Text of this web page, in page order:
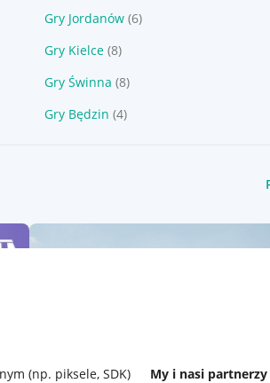
(np. piksele, SDK)
My i nasi
Gry Jordanów (6)
Gry Kielce (8)
Gry Świnna (8)
Gry Będzin (4)